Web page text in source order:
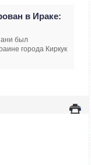
в Ираке:
был
города Киркук